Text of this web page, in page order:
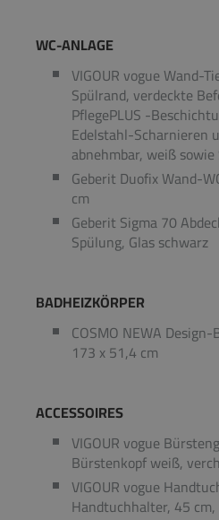
WC-ANLAGE
VIGOUR vogue Wand-
Spülrand, verdeckte
PflegePLUS -
Edelstahl-Scharnieren
abnehmbar, weiß
Geberit Duofix Wand-
cm
Geberit Sigma 70
Spülung, Glas schwarz
BADHEIZKÖRPER
COSMO NEWA
173 x 51,4 cm
ACCESSOIRES
VIGOUR vogue
Bürstenkopf weiß,
VIGOUR vogue
Handtuchhalter, 45